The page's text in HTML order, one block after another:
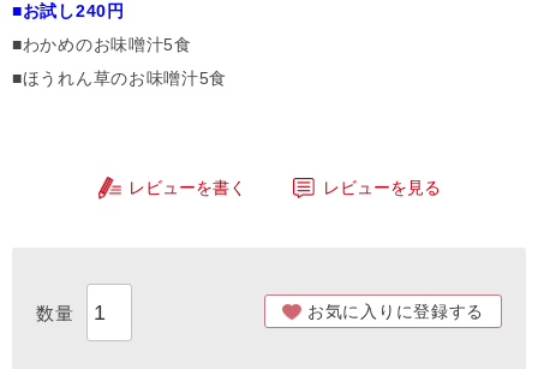
■お試し240円
■わかめのお味噌汁5食
■ほうれん草のお味噌汁5食
レビューを書く レビューを見る
お気に入りに登録する